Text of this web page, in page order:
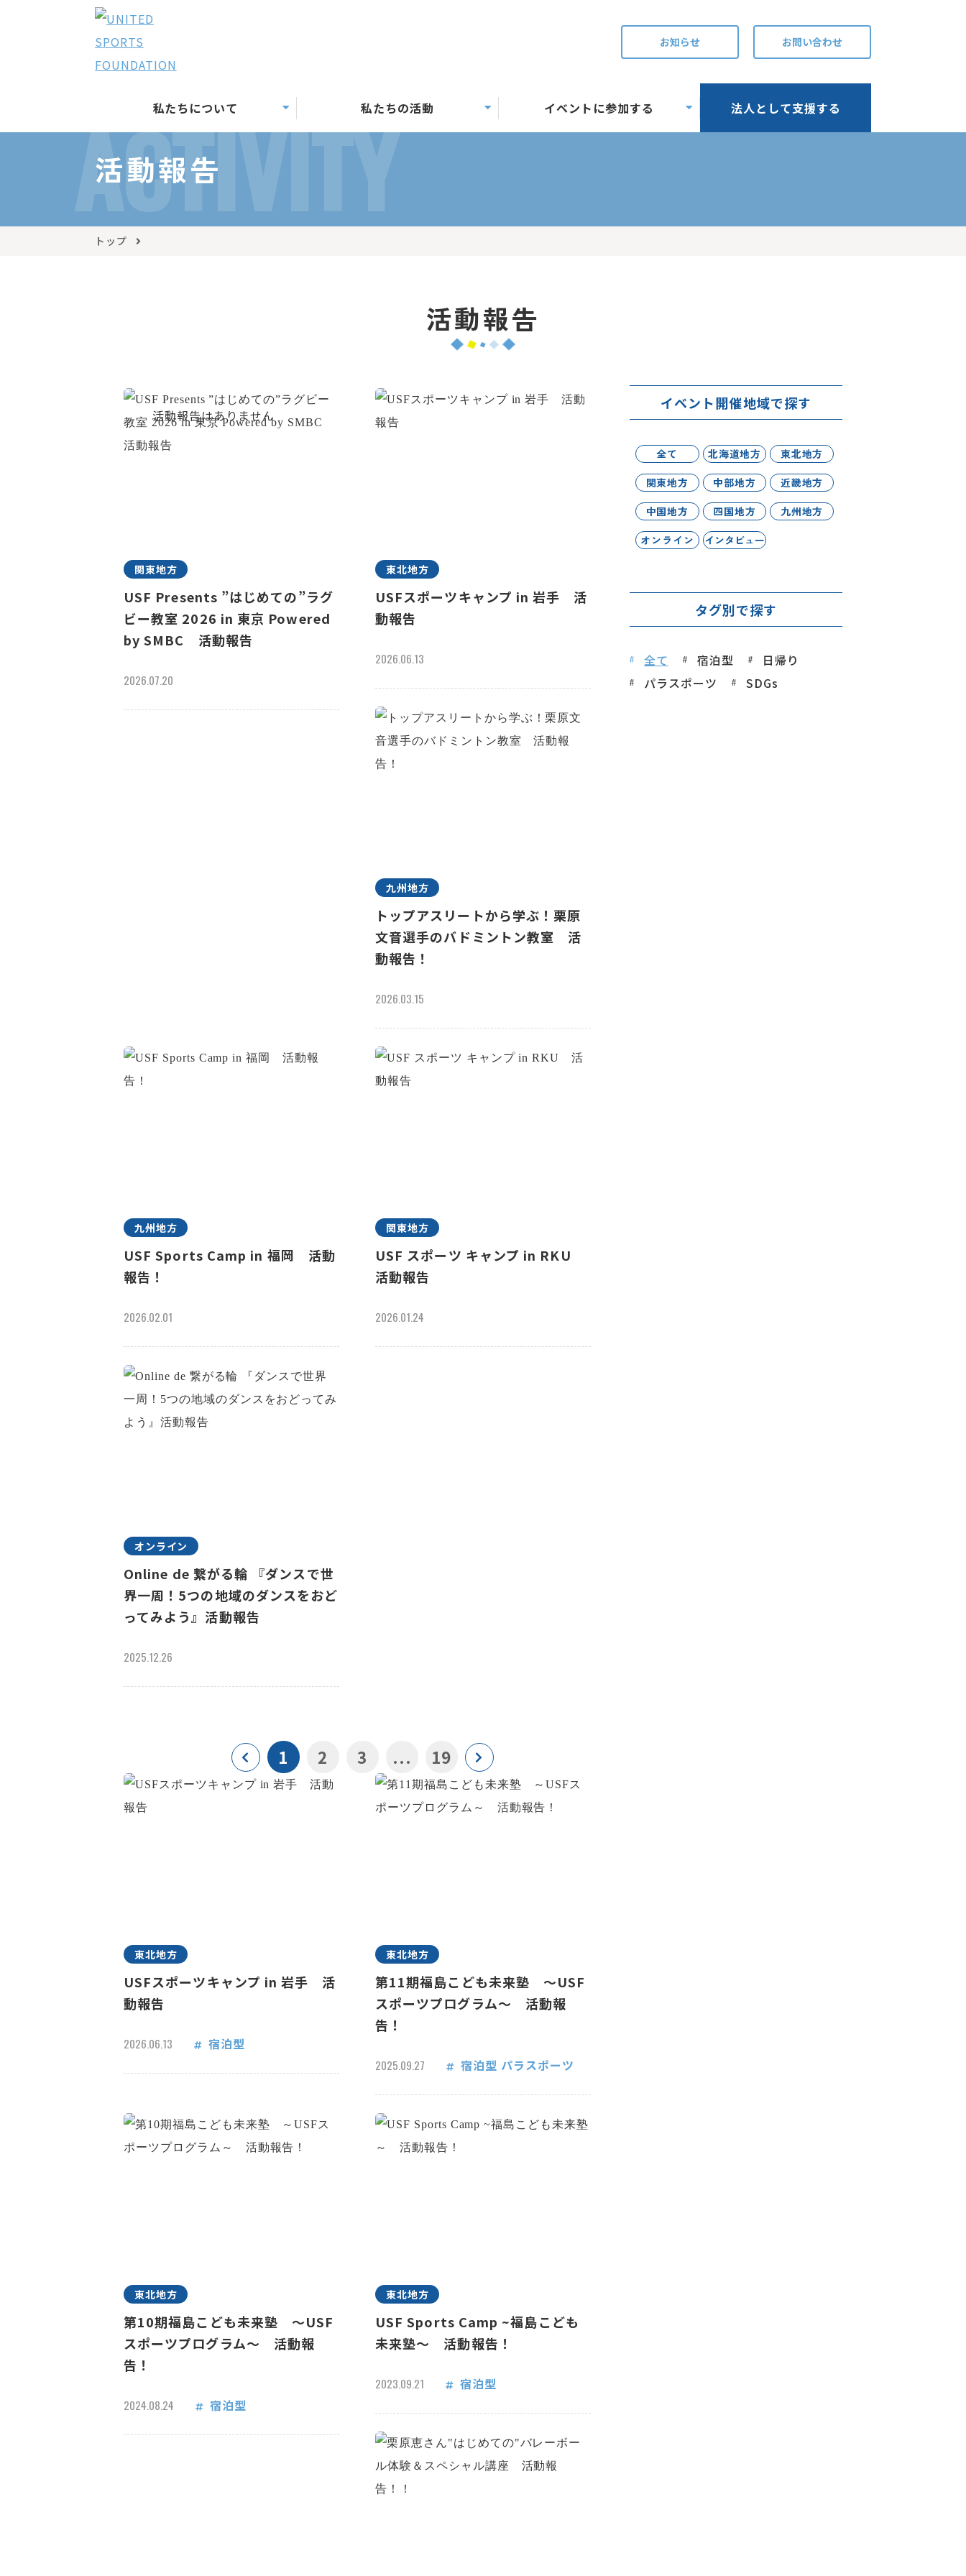
お知らせ お問い合わせ
私たちについて 私たちの活動 イベントに参加する 法人として支援する
ACTIVITY
活動報告
トップ
活動報告
関東地方
USF Presents ”はじめての”ラグ
ビー教室 2026 in 東京 Powered
by SMBC 活動報告
2026.07.20
東北地方
USFスポーツキャンプ in 岩手 活
動報告
2026.06.13
九州地方
トップアスリートから学ぶ！栗原
文音選手のバドミントン教室 活
動報告！
2026.03.15
九州地方
USF Sports Camp in 福岡 活動
報告！
2026.02.01
関東地方
USF スポーツ キャンプ in RKU
活動報告
2026.01.24
オンライン
Online de 繋がる輪 『ダンスで世
界一周！5つの地域のダンスをおど
ってみよう』活動報告
2025.12.26
1 2 3 ... 19
東北地方
USFスポーツキャンプ in 岩手 活
動報告
2026.06.13 宿泊型
東北地方
第11期福島こども未来塾 ～USF
スポーツプログラム～ 活動報
告！
2025.09.27 宿泊型 パラスポーツ
東北地方
第10期福島こども未来塾 ～USF
スポーツプログラム～ 活動報
告！
2024.08.24 宿泊型
東北地方
USF Sports Camp ~福島こども
未来塾～ 活動報告！
2023.09.21 宿泊型
イベント開催地域で探す
全て 北海道地方
東北地方
関東地方
中部地方
近畿地方
中国地方
四国地方
九州地方
オンライン
インタビュー
タグ別で探す
全て 宿泊型
日帰り
パラスポーツ
SDGs